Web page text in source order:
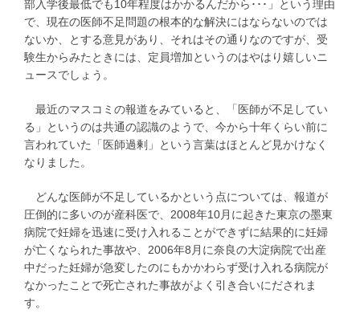
部入学後最低でも10年程度はかかるんだから･･･」という理由
で、現在の医師不足問題の根本的な解決にはならないのでは
ないか、とする意見があり、それはその通りなのですが、受
験生からみたときには、定員増加というのはやはり嬉しいニ
ュースでしょう。
最近のマスコミの報道をみていると、「医師が不足してい
る」というのは共通の認識のようで、今から十年くらい前に
言われていた「医師過剰」という言葉はほとんど見かけなく
なりました。
どんな医師が不足しているかという点については、報道が
圧倒的に多いのが産科医で、2008年10月に起きた東京の墨東
病院で妊婦を迅速に受け入れることができずに結果的に妊婦
が亡くなられた事故や、2006年8月に奈良の大淀病院で出産
中だった妊婦が急変したのにもかかわらず受け入れる病院が
なかったことで死亡された事故がよく引き合いにだされま
す。